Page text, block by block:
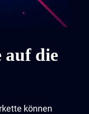
auf die
können